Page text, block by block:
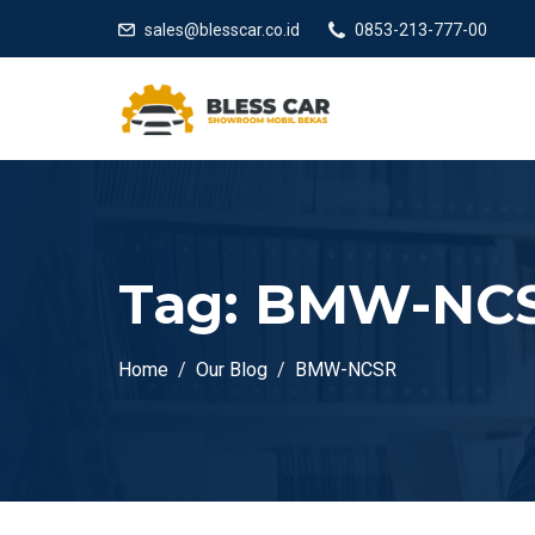
sales@blesscar.co.id 0853-213-777-00
Tag: BMW-
Home Our Blog BMW-NCSR